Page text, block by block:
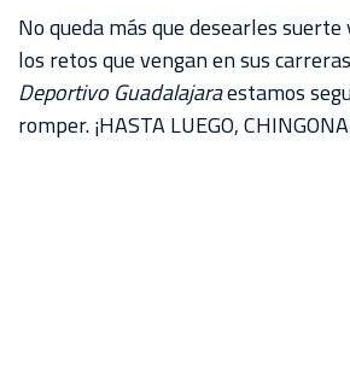
No queda más que desearles
los retos que vengan en sus
Deportivo Guadalajaraestamos
romper. ¡HASTA LUEGO,